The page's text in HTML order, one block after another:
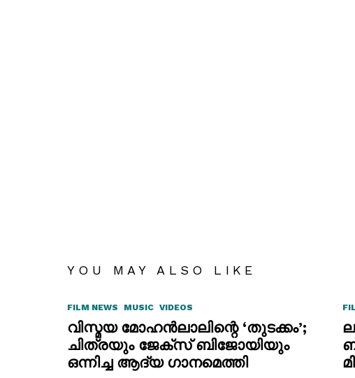
YOU MAY ALSO LIKE
FILM NEWS MUSIC VIDEOS
വിസ്മയ മോഹൻലാലിന്റെ ‘തുടക്കം’;
ചിത്രയും ജേക്സ് ബിജോയിയും
ഒന്നിച്ച ആദ്യ ഗാനമെത്തി